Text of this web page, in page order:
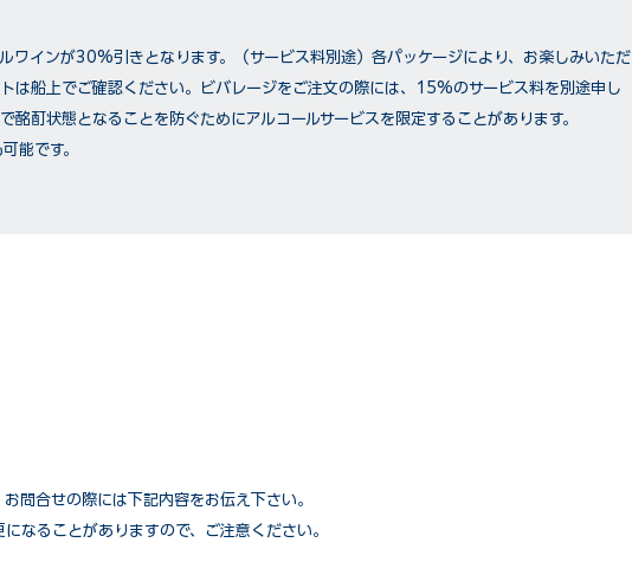
ワインが30%引きとなります。（サービス料別途）各パッケージにより、お楽しみいただ
は船上でご確認ください。ビバレージをご注文の際には、15%のサービス料を別途申し
酩酊状態となることを防ぐためにアルコールサービスを限定することがあります。
能です。
問合せの際には下記内容をお伝え下さい。
なることがありますので、ご注意ください。